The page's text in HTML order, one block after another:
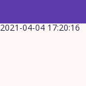
2021-04-04 17:20:16